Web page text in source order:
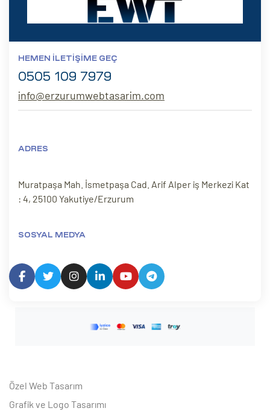
HEMEN İLETIŞIME GEÇ
0505 109 7979
info@erzurumwebtasarim.com
ADRES
Muratpaşa Mah. İsmetpaşa Cad. Arif Alper iş Merkezi Kat
: 4, 25100 Yakutiye/Erzurum
SOSYAL MEDYA
Özel Web Tasarım
Grafik ve Logo Tasarımı